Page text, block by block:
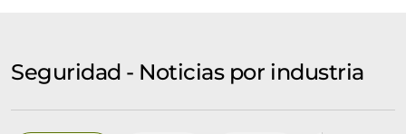
Seguridad - Noticias por industria